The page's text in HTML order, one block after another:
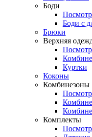
Боди
Боди с
Брюки
Верхняя
Куртки
Коконы
Комбинезоны
Комплекты